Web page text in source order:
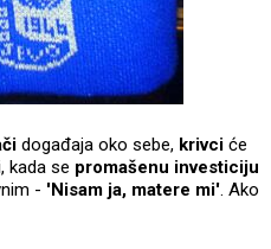
događaja oko sebe, krivci će
kada se promašenu investiciju
- 'Nisam ja, matere mi'. Ako